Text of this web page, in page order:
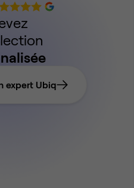
expert Ubiq